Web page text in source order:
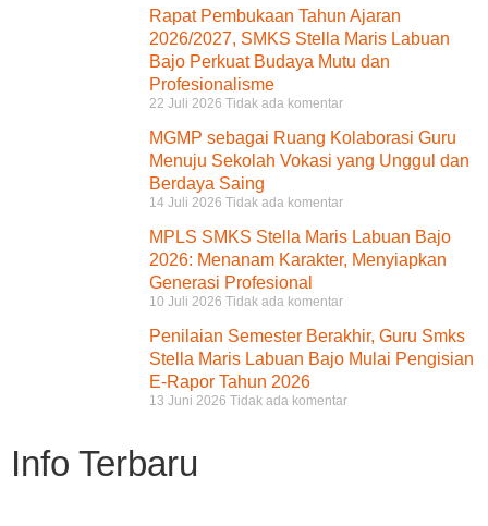
Rapat Pembukaan Tahun Ajaran
2026/2027, SMKS Stella Maris Labuan
Bajo Perkuat Budaya Mutu dan
Profesionalisme
22 Juli 2026 Tidak ada komentar
MGMP sebagai Ruang Kolaborasi Guru
Menuju Sekolah Vokasi yang Unggul dan
Berdaya Saing
14 Juli 2026 Tidak ada komentar
MPLS SMKS Stella Maris Labuan Bajo
2026: Menanam Karakter, Menyiapkan
Generasi Profesional
10 Juli 2026 Tidak ada komentar
Penilaian Semester Berakhir, Guru Smks
Stella Maris Labuan Bajo Mulai Pengisian
E-Rapor Tahun 2026
13 Juni 2026 Tidak ada komentar
Info Terbaru